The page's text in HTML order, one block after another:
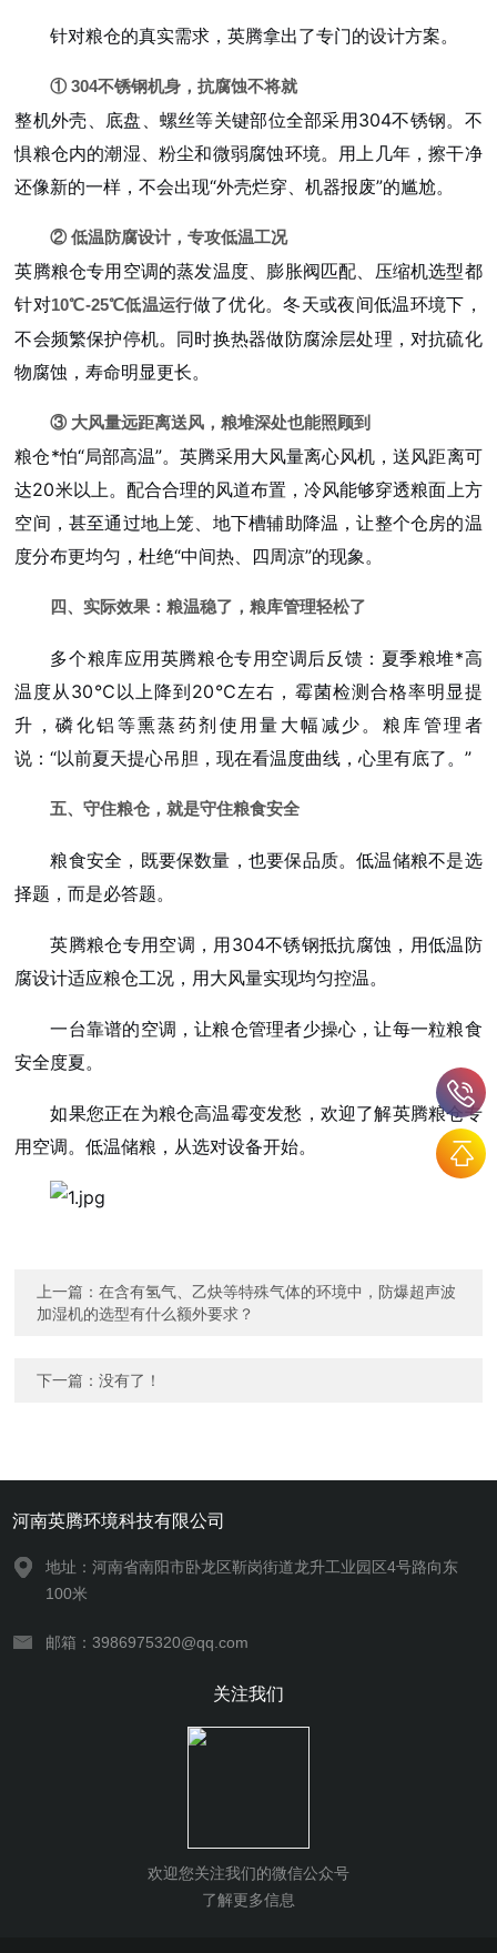
针对粮仓的真实需求，英腾拿出了专门的设计方案。
① 304不锈钢机身，抗腐蚀不将就
整机外壳、底盘、螺丝等关键部位全部采用304不锈钢。不
惧粮仓内的潮湿、粉尘和微弱腐蚀环境。用上几年，擦干净
还像新的一样，不会出现“外壳烂穿、机器报废”的尴尬。
② 低温防腐设计，专攻低温工况
英腾粮仓专用空调的蒸发温度、膨胀阀匹配、压缩机选型都
针对10℃-25℃低温运行做了优化。冬天或夜间低温环境下，
不会频繁保护停机。同时换热器做防腐涂层处理，对抗硫化
物腐蚀，寿命明显更长。
③ 大风量远距离送风，粮堆深处也能照顾到
粮仓*怕“局部高温”。英腾采用大风量离心风机，送风距离可
达20米以上。配合合理的风道布置，冷风能够穿透粮面上方
空间，甚至通过地上笼、地下槽辅助降温，让整个仓房的温
度分布更均匀，杜绝“中间热、四周凉”的现象。
四、实际效果：粮温稳了，粮库管理轻松了
多个粮库应用英腾粮仓专用空调后反馈：夏季粮堆*高
温度从30℃以上降到20℃左右，霉菌检测合格率明显提
升，磷化铝等熏蒸药剂使用量大幅减少。粮库管理者
说：“以前夏天提心吊胆，现在看温度曲线，心里有底了。”
五、守住粮仓，就是守住粮食安全
粮食安全，既要保数量，也要保品质。低温储粮不是选
择题，而是必答题。
英腾粮仓专用空调，用304不锈钢抵抗腐蚀，用低温防
腐设计适应粮仓工况，用大风量实现均匀控温。
一台靠谱的空调，让粮仓管理者少操心，让每一粒粮食
安全度夏。
如果您正在为粮仓高温霉变发愁，欢迎了解英腾粮仓专
用空调。低温储粮，从选对设备开始。
上一篇：在含有氢气、乙炔等特殊气体的环境中，防爆超声波
加湿机的选型有什么额外要求？
下一篇：没有了！
河南英腾环境科技有限公司
地址：河南省南阳市卧龙区靳岗街道龙升工业园区4号路向东
100米
邮箱：3986975320@qq.com
关注我们
欢迎您关注我们的微信公众号
了解更多信息